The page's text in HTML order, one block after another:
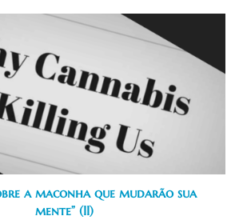
a maconha que mudarão sua
mente” (II)